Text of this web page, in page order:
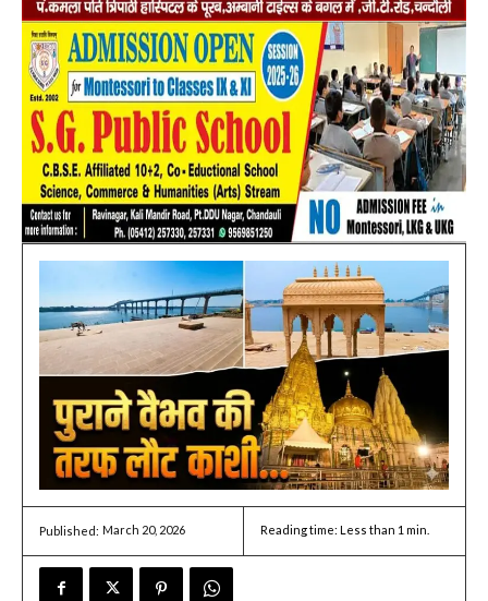
Published: March 20, 2026 Reading time: Less than 1 min.